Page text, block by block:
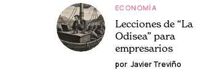
ECONOMÍA
Lecciones de “La
Odisea” para
empresarios
por Javier Treviño